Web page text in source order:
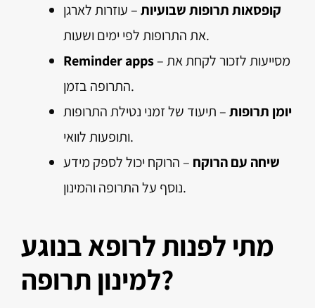
קופסאות תרופות שבועיות– עוזרות לארגן
את התרופות לפי ימים ושעות.
Reminder apps– מסייעות לזכור לקחת את
התרופה בזמן.
יומן תרופות– תיעוד של זמני נטילת התרופות
ותופעות לוואי.
שיחה עם הרוקח – הרוקח יכול לספק מידע
נוסף על התרופה והמינון.
מתי לפנות לרופא בנוגע
למינון תרופה?